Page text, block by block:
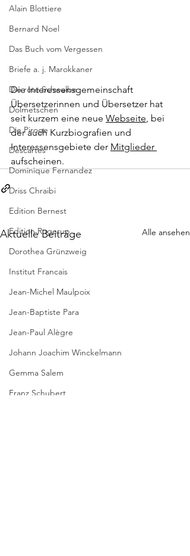
Alain Blottiere
Bernard Noel
Das Buch vom Vergessen
Briefe a. j. Marokkaner
Die rote Schwalbe
Dolmetschen
Die Piroge
Descartes
Dominique Fernandez
Driss Chraibi
Edition Bernest
Edition Rugerup
Dorothea Grünzweig
Institut Francais
Jean-Michel Maulpoix
Jean-Baptiste Para
Jean-Paul Alègre
Johann Joachim Winckelmann
Gemma Salem
Franz Schubert
Die Interessensgemeinschaft
Übersetzerinnen und Übersetzer hat
seit kurzem eine neue Webseite , bei
der auch Kurzbiografien und
Interessensgebiete der Mitglieder
aufscheinen.
Aktuelle Beiträge Alle ansehen